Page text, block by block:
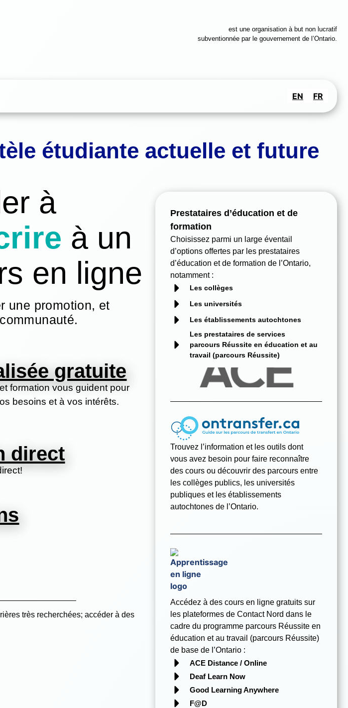
est une organisation à but non lucratif
subventionnée par le gouvernement de l’Ontario.
EN FR
étudiante actuelle et future
à
à un
en ligne
une promotion, et
gratuite
formation vous guident pour
besoins et à vos intérêts.
direct
très recherchées; accéder à des
Prestataires d’éducation et de
formation
Choisissez parmi un large éventail
d’options offertes par les prestataires
d’éducation et de formation de l’Ontario,
notamment :
Les collèges
Les universités
Les établissements autochtones
Les prestataires de services
parcours Réussite en éducation et au
travail (parcours Réussite)
Trouvez l’information et les outils dont
vous avez besoin pour faire reconnaître
des cours ou découvrir des parcours entre
les collèges publics, les universités
publiques et les établissements
autochtones de l’Ontario.
Accédez à des cours en ligne gratuits sur
les plateformes de Contact Nord dans le
cadre du programme parcours Réussite en
éducation et au travail (parcours Réussite)
de base de l’Ontario :
ACE Distance / Online
Deaf Learn Now
Good Learning Anywhere
F@D